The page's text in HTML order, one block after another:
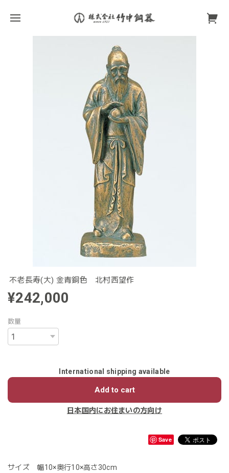
不老長寿(大) 金青銅色 北村西望作
¥242,000
数量
International shipping available
Add to cart
日本国内にお住まいの方向け
Save
サイズ 幅10×奥行10×高さ30cm